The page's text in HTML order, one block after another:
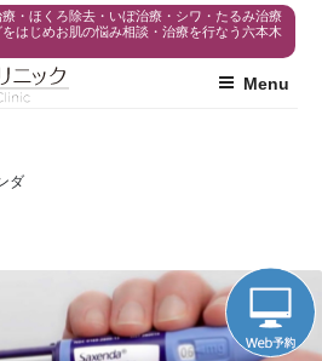
・ほくろ除去・いぼ治療・シワ・たるみ治療
はじめお肌の悩み相談・治療を行なう六本木
Menu
ダ